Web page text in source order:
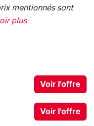
mentionnés sont
plus
Voir l'offre
Voir l'offre